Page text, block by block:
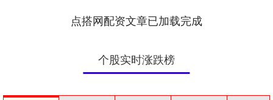
点搭网配资文章已加载完成
个股实时涨跌榜